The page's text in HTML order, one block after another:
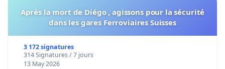
Après la mort de Diégo , agissons pour la sécurité
dans les gares Ferroviaires Suisses
3 172 signatures
314 Signatures / 7 jours
13 May 2026